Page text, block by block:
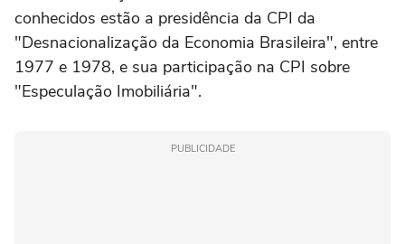
conhecidos estão a presidência da CPI da
"Desnacionalização da Economia Brasileira", entre
1977 e 1978, e sua participação na CPI sobre
"Especulação Imobiliária".
PUBLICIDADE